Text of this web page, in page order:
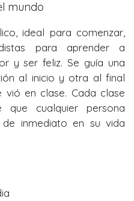
mundo
ideal para comenzar,
para aprender a
y ser feliz. Se guía una
al inicio y otra al final
en clase. Cada clase
que cualquier persona
inmediato en su vida